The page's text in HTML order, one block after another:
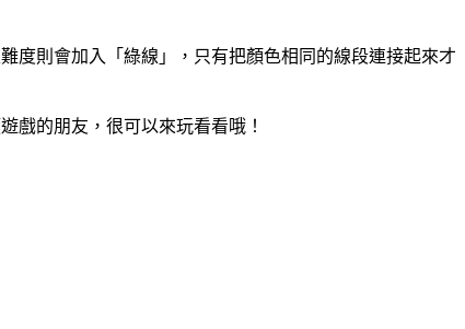
度則會加入「綠線」，只有把顏色相同的線段連接起來才
戲的朋友，很可以來玩看看哦！